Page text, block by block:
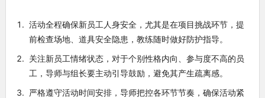
活动全程确保新员工人身安全，尤其是在项目挑战环节，提
前检查场地、道具安全隐患，教练随时做好防护指导。
关注新员工情绪状态，对于个别性格内向、参与度不高的员
工，导师与组长要主动引导鼓励，避免其产生疏离感。
严格遵守活动时间安排，导师把控各环节节奏，确保活动紧